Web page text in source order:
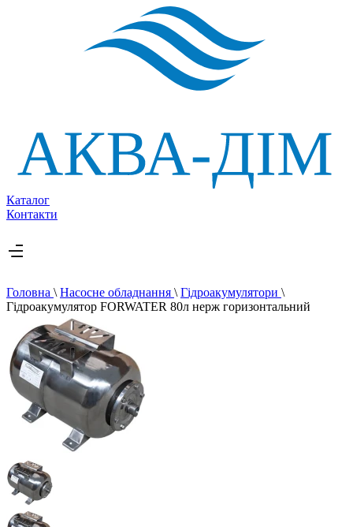
Каталог
Контакти
Головна \ Насосне обладнання \ Гідроакумулятори \
Гідроакумулятор FORWATER 80л нерж горизонтальний